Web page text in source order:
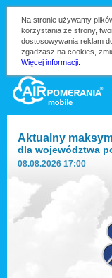
Na stronie używamy
korzystania ze strony,
dostosowywania reklam
zgadzasz na cookies,
Więcej informacji.
Aktualny
dla województwa
08.08.2026 17:00